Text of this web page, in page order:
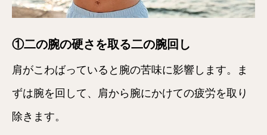
①二の腕の硬さを取る二の腕回し
肩がこわばっていると腕の苦味に影響します。ま
ずは腕を回して、肩から腕にかけての疲労を取り
除きます。